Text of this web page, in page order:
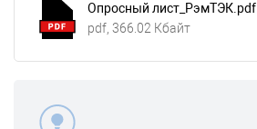
Опросный лист_РэмТЭК.pdf
pdf, 366.02 Кбайт